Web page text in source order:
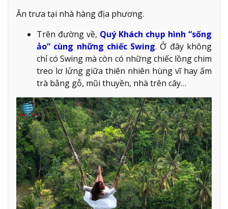
Ăn trưa tại nhà hàng địa phương.
Trên đường về, Quý Khách chụp hình “sống
ảo” cùng những chiếc Swing. Ở đây không
chỉ có Swing mà còn có những chiếc lồng chim
treo lơ lửng giữa thiên nhiên hùng vĩ hay ấm
trà bằng gỗ, mũi thuyền, nhà trên cây…